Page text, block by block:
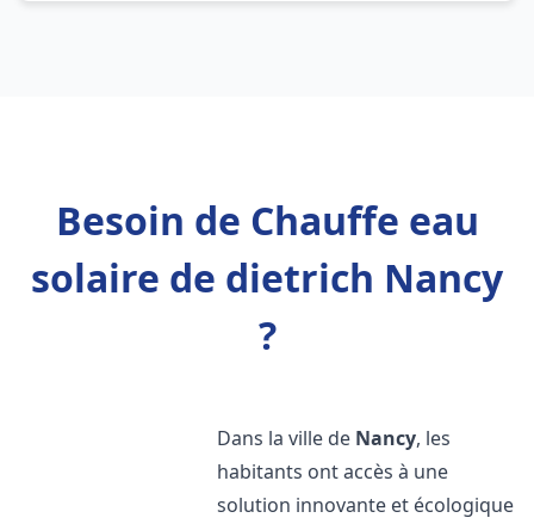
Besoin de Chauffe eau
solaire de dietrich Nancy
?
Dans la ville de Nancy, les
habitants ont accès à une
solution innovante et écologique